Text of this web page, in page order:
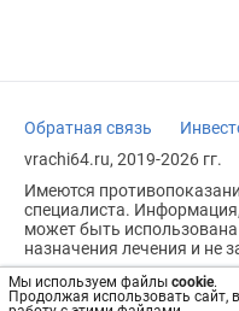
Мы используем файлы cookie.
Продолжая использовать сайт,
Обратная связь
vrachi64.ru, 2019-2026 гг.
Имеются
специалиста.
может быть
назначения лечения и не
Возрастное ограничение: